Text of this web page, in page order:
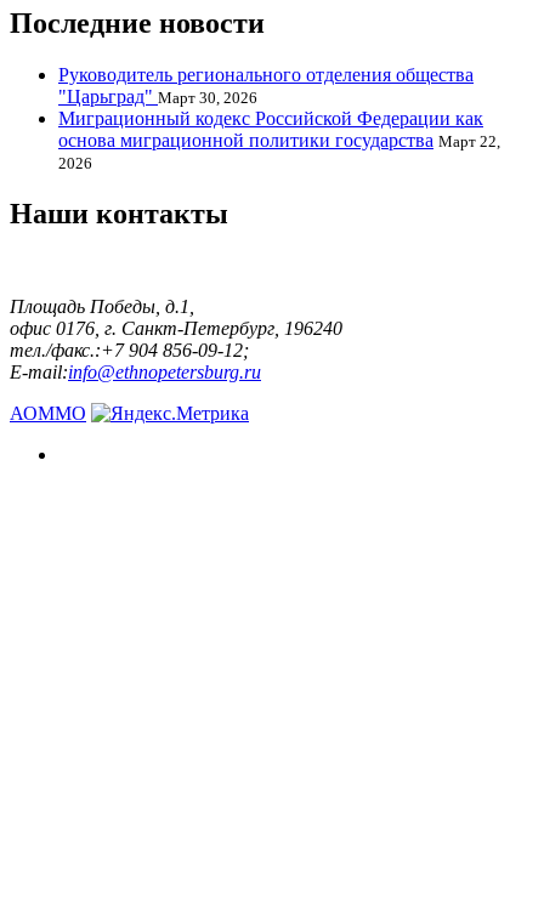
Последние новости
Руководитель регионального отделения общества
"Царьград" Март 30, 2026
Миграционный кодекс Российской Федерации как
основа миграционной политики государства Март 22,
2026
Наши контакты
Площадь Победы, д.1,
офис 0176, г. Санкт-Петербург, 196240
тел./факс.:+7 904 856-09-12;
E-mail:info@ethnopetersburg.ru
АОММО